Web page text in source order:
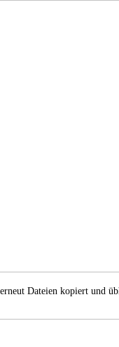
Dateien kopiert und